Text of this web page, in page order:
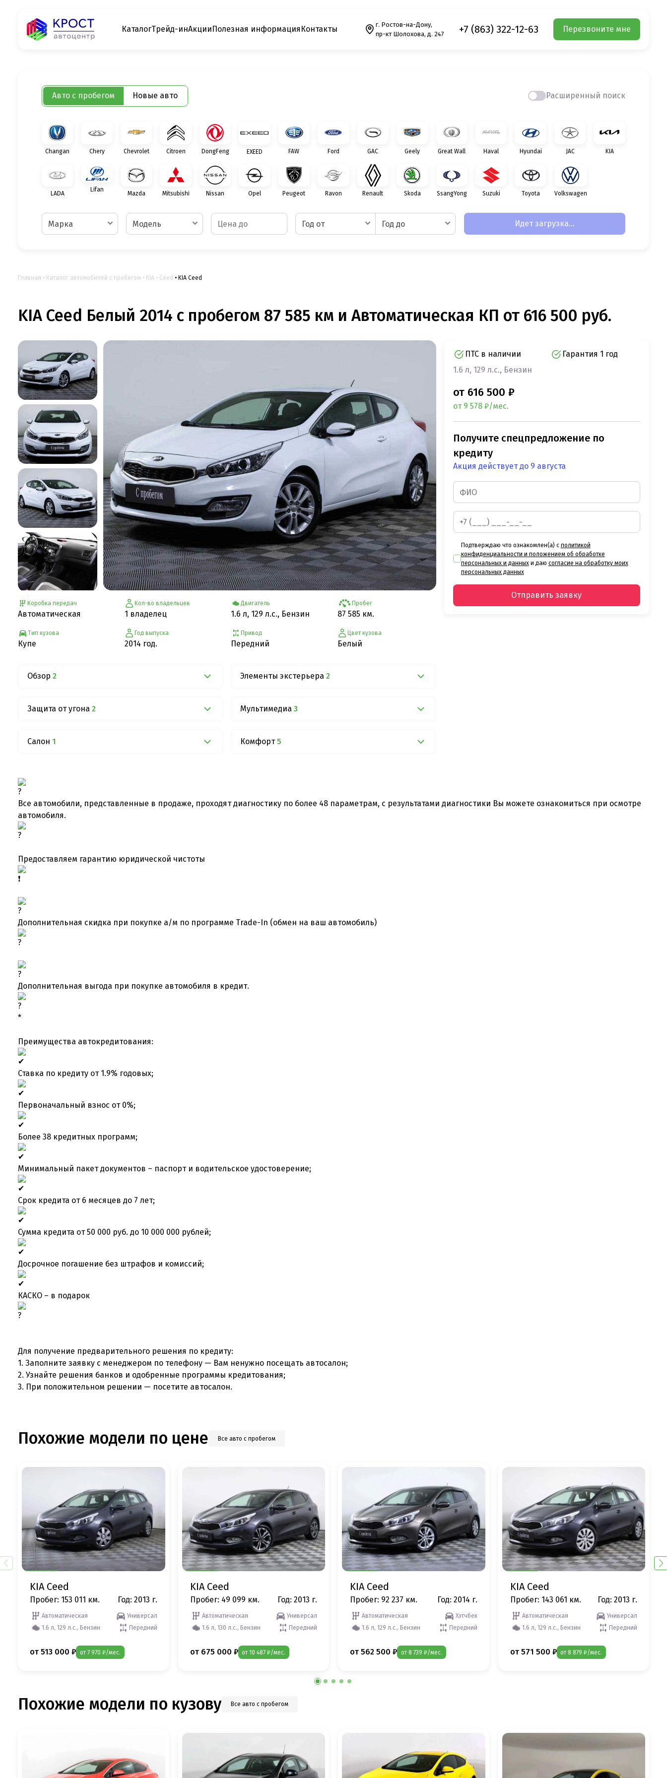
КаталогТрейд-инАкцииПолезная информация Контакты
г. Ростов-на-Дону,
пр-кт Шолохова, д. 247
+7 (863) 322-12-63 Перезвоните мне
Авто с пробегом Новые авто Расширенный поиск
Changan Chery Chevrolet Citroen DongFeng EXEED FAW Ford GAC Geely Great Wall Haval Hyundai JAC KIA
LADA
Lifan
Mazda Mitsubishi Nissan Opel Peugeot Ravon Renault Skoda SsangYong Suzuki Toyota Volkswagen
Марка Модель Год от Год до Идет загрузка...
Главная Каталог автомобилей с пробегом KIA Ceed KIA Ceed
KIA Ceed Белый 2014 с пробегом 87 585 км и Автоматическая КП от 616 500 руб.
Коробка передач
Автоматическая
Тип кузова
Купе
Кол-во владельцев
1 владелец
Год выпуска
2014 год.
Двигатель
1.6 л, 129 л.с., Бензин
Привод
Передний
Пробег
87 585 км.
Цвет кузова
Белый
Обзор 2 Элементы экстерьера 2
Защита от угона 2 Мультимедиа 3
Салон 1 Комфорт 5
ПТС в наличии
Гарантия 1 год
1.6 л, 129 л.с., Бензин
от 616 500 ₽
от 9 578 ₽/мес.
Получите спецпредложение по
кредиту
Акция действует до 9 августа
Подтверждаю что ознакомлен(а) с политикой
конфиденциальности и положением об обработке
персональных и данныхи даю согласие на обработку моих
персональных данных
Отправить заявку
Все автомобили, представленные в продаже, проходят диагностику по более 48 параметрам, с результатами диагностики Вы можете ознакомиться при осмотре
автомобиля.
Предоставляем гарантию юридической чистоты
Дополнительная скидка при покупке а/м по программе Trade-In (обмен на ваш автомобиль)
Дополнительная выгода при покупке автомобиля в кредит.
*
Преимущества автокредитования:
Ставка по кредиту от 1.9% годовых;
Первоначальный взнос от 0%;
Более 38 кредитных программ;
Минимальный пакет документов – паспорт и водительское удостоверение;
Срок кредита от 6 месяцев до 7 лет;
Сумма кредита от 50 000 руб. до 10 000 000 рублей;
Досрочное погашение без штрафов и комиссий;
КАСКО – в подарок
Для получение предварительного решения по кредиту:
1. Заполните заявку с менеджером по телефону — Вам ненужно посещать автосалон;
2. Узнайте решения банков и одобренные программы кредитования;
3. При положительном решении — посетите автосалон.
Похожие модели по цене Все авто с пробегом
KIA Ceed
Пробег: 153 011 км. Год: 2013 г.
Автоматическая
Универсал
1.6 л, 129 л.с., Бензин
Передний
от 513 000 ₽ от 7 970 ₽/мес.
KIA Ceed
Пробег: 49 099 км. Год: 2013 г.
Автоматическая
Универсал
1.6 л, 130 л.с., Бензин
Передний
от 675 000 ₽ от 10 487 ₽/мес.
KIA Ceed
Пробег: 92 237 км. Год: 2014 г.
Автоматическая
Хэтчбек
1.6 л, 129 л.с., Бензин
Передний
от 562 500 ₽ от 8 739 ₽/мес.
KIA Ceed
Пробег: 143 061 км. Год: 2013 г.
Автоматическая
Универсал
1.6 л, 129 л.с., Бензин
Передний
от 571 500 ₽ от 8 879 ₽/мес.
Похожие модели по кузову Все авто с пробегом